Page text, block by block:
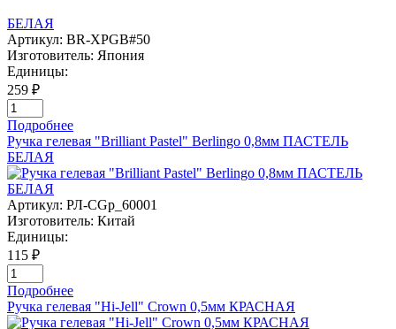
БЕЛАЯ
Артикул: BR-XPGB#50
Изготовитель: Япония
Единицы:
259 ₽
Подробнее
Ручка гелевая "Brilliant Pastel" Berlingo 0,8мм ПАСТЕЛЬ
БЕЛАЯ
Артикул: РЛ-CGp_60001
Изготовитель: Китай
Единицы:
115 ₽
Подробнее
Ручка гелевая "Hi-Jell" Crown 0,5мм КРАСНАЯ